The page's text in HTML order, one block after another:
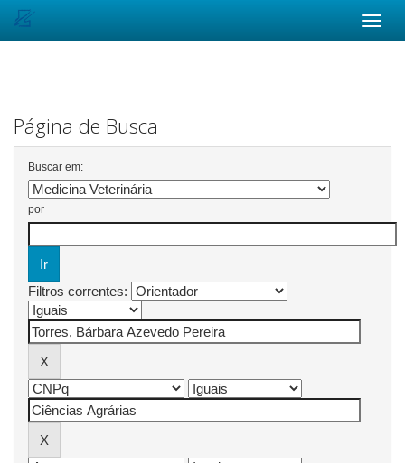
Página de Busca
Buscar em:
por
Filtros correntes: